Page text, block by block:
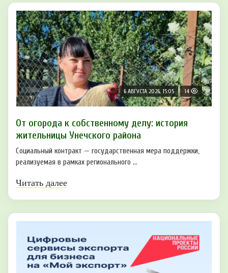
6 АВГУСТА 2026, 15:05 14
От огорода к собственному делу: история
жительницы Унечского района
Социальный контракт — государственная мера поддержки,
реализуемая в рамках регионального ...
Читать далее